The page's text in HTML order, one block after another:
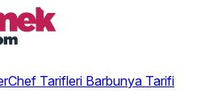
Tarifleri Barbunya Tarifi